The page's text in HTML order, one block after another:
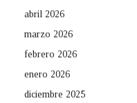
abril 2026
marzo 2026
febrero 2026
enero 2026
diciembre 2025